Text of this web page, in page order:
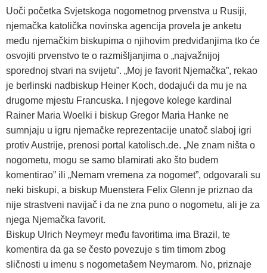
Uoči početka Svjetskoga nogometnog prvenstva u Rusiji,
njemačka katolička novinska agencija provela je anketu
među njemačkim biskupima o njihovim predviđanjima tko će
osvojiti prvenstvo te o razmišljanjima o „najvažnijoj
sporednoj stvari na svijetu”. „Moj je favorit Njemačka”, rekao
je berlinski nadbiskup Heiner Koch, dodajući da mu je na
drugome mjestu Francuska. I njegove kolege kardinal
Rainer Maria Woelki i biskup Gregor Maria Hanke ne
sumnjaju u igru njemačke reprezentacije unatoč slaboj igri
protiv Austrije, prenosi portal katolisch.de. „Ne znam ništa o
nogometu, mogu se samo blamirati ako što budem
komentirao” ili „Nemam vremena za nogomet”, odgovarali su
neki biskupi, a biskup Muenstera Felix Glenn je priznao da
nije strastveni navijač i da ne zna puno o nogometu, ali je za
njega Njemačka favorit.
Biskup Ulrich Neymeyr među favoritima ima Brazil, te
komentira da ga se često povezuje s tim timom zbog
sličnosti u imenu s nogometašem Neymarom. No, priznaje